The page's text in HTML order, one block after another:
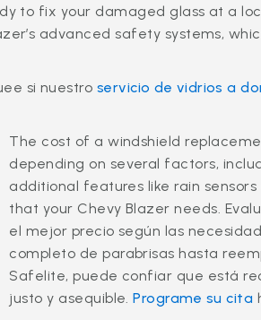
to fix your damaged glass at a
advanced safety systems,
si nuestro servicio de vidrios a
The cost of a windshield
depending on several factors,
additional features like rain
that your Chevy Blazer needs.
el mejor precio según las
completo de parabrisas hasta
Safelite, puede confiar que está
justo y asequible.Programe su cita